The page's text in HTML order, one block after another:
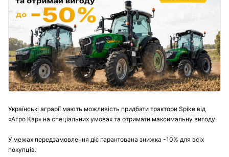
Українські аграрії мають можливість придбати трактори Spike від
«Агро Кар» на спеціальних умовах та отримати максимальну вигоду.
У межах передзамовлення діє гарантована знижка -10% для всіх
покупців.